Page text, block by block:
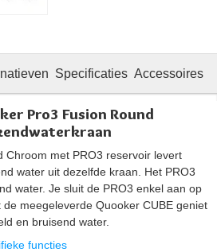
Specificaties Accessoires
Pro3 Fusion Round
Chroom met PRO3 reservoir levert
water uit dezelfde kraan. Het PRO3
water. Je sluit de PRO3 enkel aan op
meegeleverde Quooker CUBE geniet
en bruisend water.
functies